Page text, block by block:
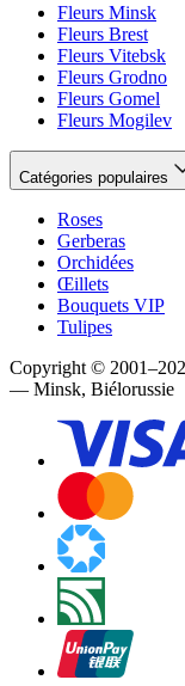
Fleurs Minsk
Fleurs Brest
Fleurs Vitebsk
Fleurs Grodno
Fleurs Gomel
Fleurs Mogilev
Catégories populaires
Roses
Gerberas
Orchidées
Œillets
Bouquets VIP
Tulipes
Copyright © 2001–
— Minsk, Biélorussie